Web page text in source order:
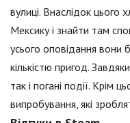
вулиці. Внаслідок цього
Мексику і знайти там
усього оповідання вони
кількістю пригод.
так і погані події. Крім
випробування, які